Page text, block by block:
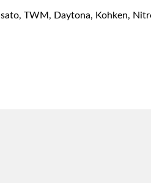
TWM, Daytona, Kohken,